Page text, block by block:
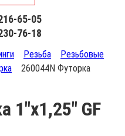
65-05
76-18
Резьба
Резьбовые
260044N Футорка
1"х1,25" GF